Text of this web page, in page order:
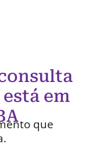
em
que